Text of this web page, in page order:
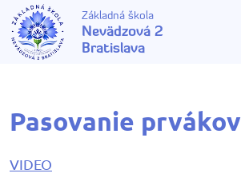
Základná škola
Nevädzová 2
Bratislava
Pasovanie prvákov
VIDEO